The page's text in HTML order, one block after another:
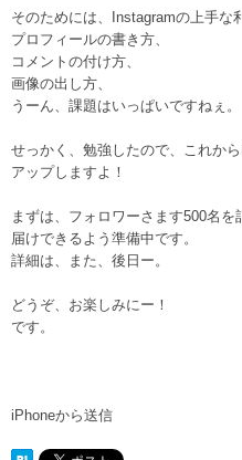
そのためには、Instagramの上手な
プロフィールの書き方、
コメントの付け方、
画像の出し方、
うーん、課題はいっぱいですねぇ。
せっかく、勉強したので、これか
アップしますよ！
まずは、フォロワーさます500名
届けできるよう準備中です。
詳細は、また、後日ー。
どうぞ、お楽しみにー！
です。
iPhoneから送信